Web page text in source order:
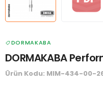
DORMAKABA
DORMAKABA
Ürün Kodu: MIM-434-00-